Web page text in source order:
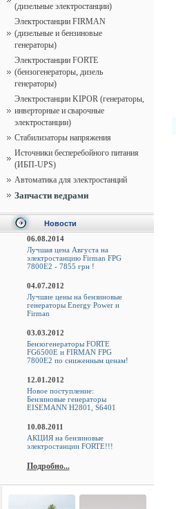
(дизельные электростанции)
Электростанции FIRMAN
(дизельные и бензиновые
генераторы)
Электростанции FORTE
(бензогенераторы, дизель
генераторы)
Электростанции KIPOR (генераторы,
инверторные и сварочные
электростанции)
Стабилизаторы напряжения
Источники бесперебойного питания
(ИБП-UPS)
Автоматика для электростанций
Запчасти ведрами
Новости
06.08.2014
Лучшая цена Августа на
электростанцию Firman FPG
7800E2 - 7855 грн !
04.07.2012
Лучшие цены на бензиновые
генераторы Energy Power и
Firman
03.03.2012
Бензогенераторы FORTE
FG6500E и FIRMAN FPG
7800E2 по сниженным ценам!
12.01.2012
Новое поступление:
Бензиновые генераторы
EISEMANN H2801, S6401
10.08.2011
АКЦИЯ на бензиновые
электростанции FORTE!!!
Подробно...